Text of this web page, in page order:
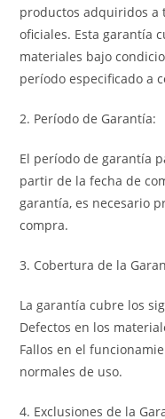
productos adquiridos a
oficiales. Esta garantía
materiales bajo
período especificado a
2. Período de Garantía:
El período de garantía
partir de la fecha de
garantía, es necesario
compra.
3. Cobertura de la
La garantía cubre los
Defectos en los
Fallos en el
normales de uso.
4. Exclusiones de la